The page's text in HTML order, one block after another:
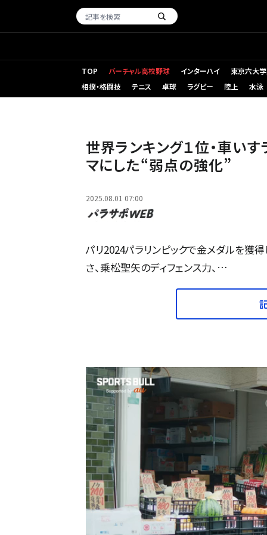
TOP バーチャル高校野球 インターハイ
東京六大
相撲・格闘技
テニス 卓球 ラグビー 陸上 水泳
世界ランキング１位・車い
マにした“弱点の強化”
2025.08.01 07:00
パリ2024パラリンピックで金メダルを獲
さ、乗松聖矢のディフェンス力、…